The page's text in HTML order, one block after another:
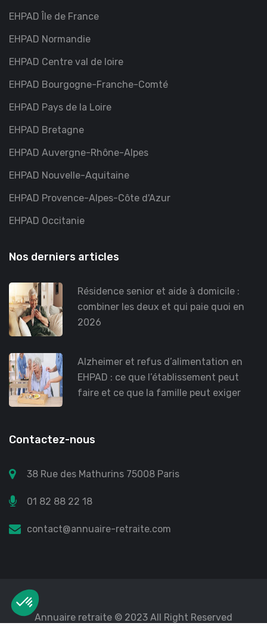
EHPAD Île de France
EHPAD Normandie
EHPAD Centre val de loire
EHPAD Bourgogne-Franche-Comté
EHPAD Pays de la Loire
EHPAD Bretagne
EHPAD Auvergne-Rhône-Alpes
EHPAD Nouvelle-Aquitaine
EHPAD Provence-Alpes-Côte d'Azur
EHPAD Occitanie
Nos derniers articles
Résidence senior et aide à domicile :
combiner les deux et qui paie quoi en
2026
Alzheimer et refus d’alimentation en
EHPAD : ce que l’établissement peut
faire et ce que la famille peut exiger
Contactez-nous
38 Rue des Mathurins 75008 Paris
01 82 88 22 18
contact@annuaire-retraite.com
Annuaire retraite © 2023 All Right Reserved